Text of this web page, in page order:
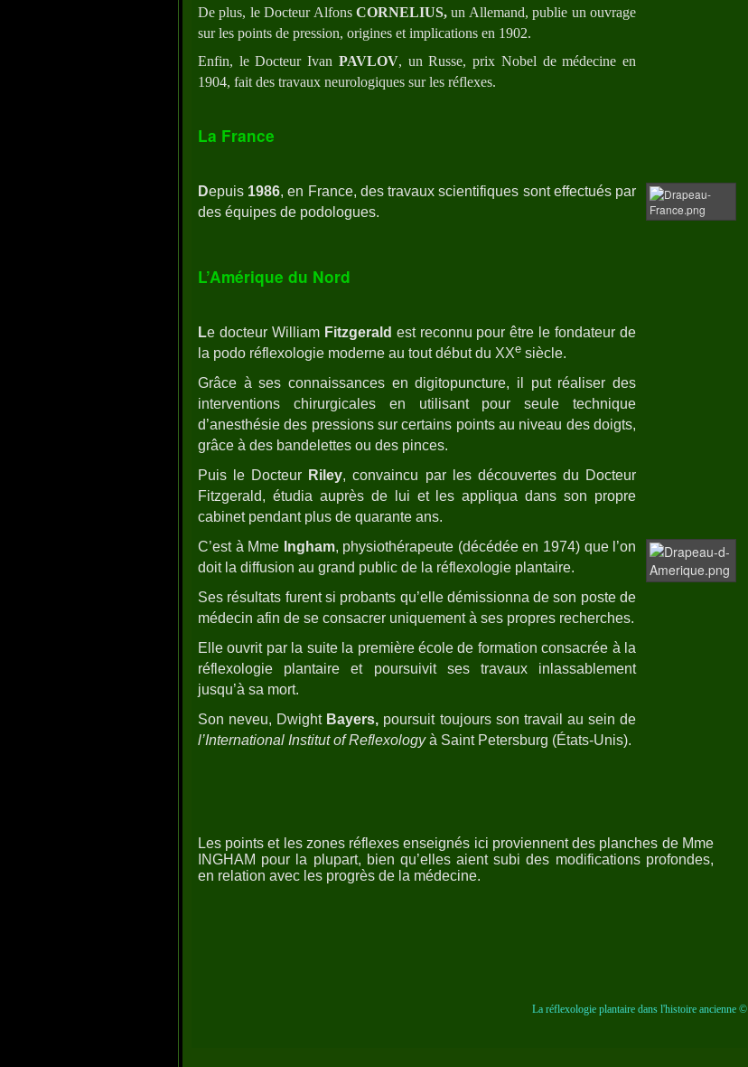
De plus, le Docteur Alfons CORNELIUS,un Allemand, publie un ouvrage
sur les points de pression, origines et implications en 1902.
Enfin, le Docteur Ivan PAVLOV, un Russe, prix Nobel de médecine en
1904, fait des travaux neurologiques sur les réflexes.
La France
Depuis 1986, en France, des travaux scientifiques sont effectués par
des équipes de podologues.
L’Amérique du Nord
Le docteur William Fitzgerald est reconnu pour être le fondateur de
la podo réflexologie moderne au tout début du XXe siècle.
Grâce à ses connaissances en digitopuncture, il put réaliser des
interventions chirurgicales en utilisant pour seule technique
d’anesthésie des pressions sur certains points au niveau des doigts,
grâce à des bandelettes ou des pinces.
Puis le Docteur Riley, convaincu par les découvertes du Docteur
Fitzgerald, étudia auprès de lui et les appliqua dans son propre
cabinet pendant plus de quarante ans.
C’est à Mme Ingham, physiothérapeute (décédée en 1974) que l’on
doit la diffusion au grand public de la réflexologie plantaire.
Ses résultats furent si probants qu’elle démissionna de son poste de
médecin afin de se consacrer uniquement à ses propres recherches.
Elle ouvrit par la suite la première école de formation consacrée à la
réflexologie plantaire et poursuivit ses travaux inlassablement
jusqu’à sa mort.
Son neveu, Dwight Bayers, poursuit toujours son travail au sein de
l’International Institut of Reflexology à Saint Petersburg (États-Unis).
Les points et les zones réflexes enseignés ici proviennent des planches de Mme
INGHAM pour la plupart, bien qu’elles aient subi des modifications profondes,
en relation avec les progrès de la médecine.
La réflexologie plantaire dans l'histoire ancienne ©